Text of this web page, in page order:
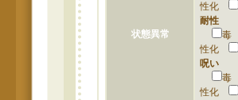
状態異常
性化
耐性
毒
性化
呪い
毒
性化